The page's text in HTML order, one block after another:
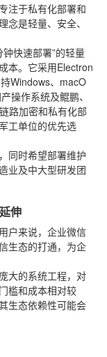
注于私有化部署和
是轻量、安全、
快速部署”的轻量
本。它采用Electron
Windows、macO
操作系统及鲲鹏、
路加密和私有化部
工单位的优先选
同时希望部署维护
业及中大型研发团
伸
户来说，企业微信
生态的打通，为企
大的系统工程，对
槛和成本相对较
生态依赖性可能会